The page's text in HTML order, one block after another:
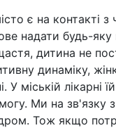
є на контакті з
надати будь-яку
дитина не
динаміку,
У міській лікарні
Ми на зв'язку з
Тож якщо